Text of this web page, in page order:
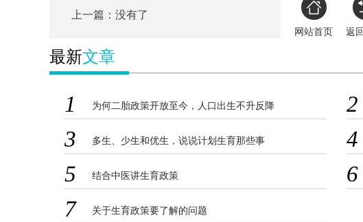
上一篇：没有了
网站首页 返
最新文章
1 为何二胎政策开放至今，人口出生不升反降 2
3 多生、少生和优生，说说计划生育那些事 4
5 结合中医讲生育政策 6
7 关于生育政策要了解的问题